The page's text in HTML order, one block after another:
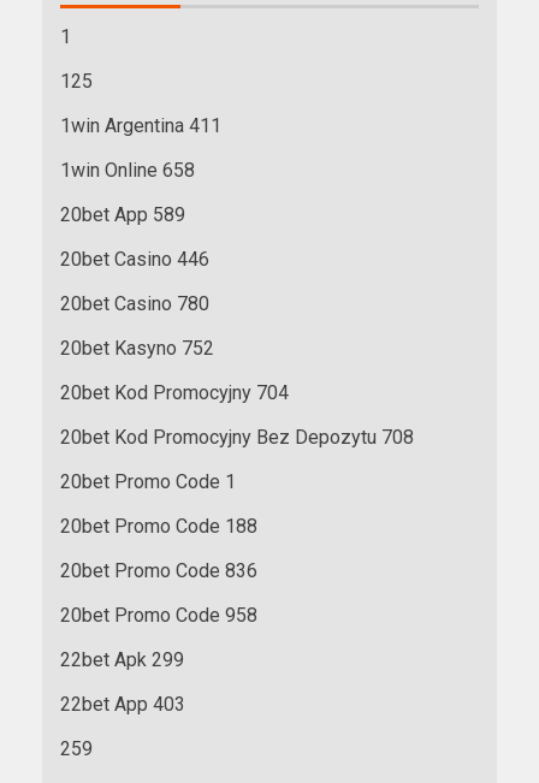
1
125
1win Argentina 411
1win Online 658
20bet App 589
20bet Casino 446
20bet Casino 780
20bet Kasyno 752
20bet Kod Promocyjny 704
20bet Kod Promocyjny Bez Depozytu 708
20bet Promo Code 1
20bet Promo Code 188
20bet Promo Code 836
20bet Promo Code 958
22bet Apk 299
22bet App 403
259